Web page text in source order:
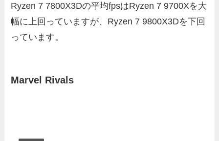
Ryzen 7 7800X3Dの平均fpsはRyzen 7 9700Xを大
幅に上回っていますが、Ryzen 7 9800X3Dを下回
っています。
Marvel Rivals